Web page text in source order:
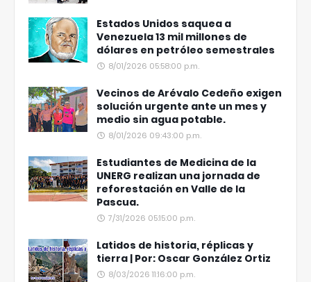
Estados Unidos saquea a
Venezuela 13 mil millones de
dólares en petróleo semestrales
8/01/2026 05:58:00 p.m.
Vecinos de Arévalo Cedeño exigen
solución urgente ante un mes y
medio sin agua potable.
8/01/2026 09:43:00 p.m.
Estudiantes de Medicina de la
UNERG realizan una jornada de
reforestación en Valle de la
Pascua.
7/31/2026 05:15:00 p.m.
Latidos de historia, réplicas y
tierra | Por: Oscar González Ortiz
8/03/2026 11:16:00 p.m.